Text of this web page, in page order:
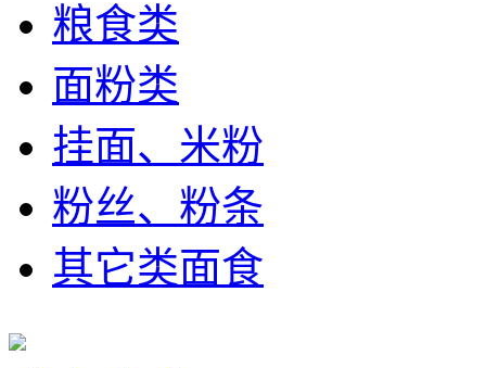
粮食类
面粉类
挂面、米粉
粉丝、粉条
其它类面食